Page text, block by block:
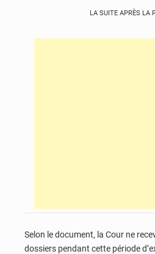
LA SUITE APRÈS LA
Selon le document, la Cour ne
dossiers pendant cette période